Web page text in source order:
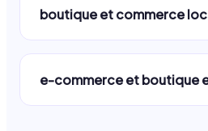
boutique et commerce
e-commerce et boutique